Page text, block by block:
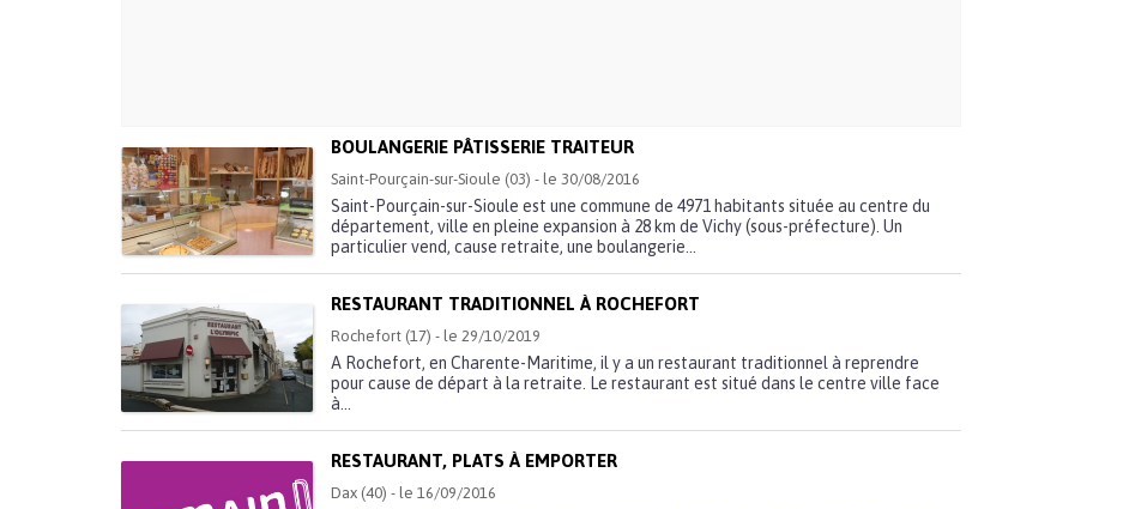
BOULANGERIE PÂTISSERIE TRAITEUR
Saint-Pourçain-sur-Sioule (03) - le 30/08/2016
Saint-Pourçain-sur-Sioule est une commune de 4971 habitants située au centre du
département, ville en pleine expansion à 28 km de Vichy (sous-préfecture). Un
particulier vend, cause retraite, une boulangerie...
RESTAURANT TRADITIONNEL À ROCHEFORT
Rochefort (17) - le 29/10/2019
A Rochefort, en Charente-Maritime, il y a un restaurant traditionnel à reprendre
pour cause de départ à la retraite. Le restaurant est situé dans le centre ville face
à...
RESTAURANT, PLATS À EMPORTER
Dax (40) - le 16/09/2016